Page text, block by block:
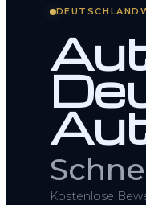
Fahrzeug Bewerten
So funktioniert’s
Kontakt
Kostenlose